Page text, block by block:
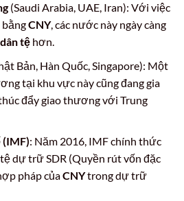
(Saudi Arabia, UAE, Iran): Với việc
bằngCNY, các nước này ngày càng
tệhơn.
Bản, Hàn Quốc, Singapore): Một
tại khu vực này cũng đang gia
đẩy giao thương với Trung
(IMF): Năm 2016, IMF chính thức
dự trữ SDR (Quyền rút vốn đặc
pháp củaCNYtrong dự trữ